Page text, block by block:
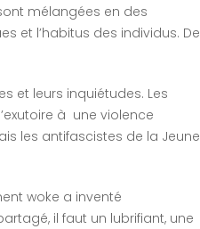
mélangées en des
et l’habitus des individus. De
et leurs inquiétudes. Les
à une violence
les antifascistes de la Jeune
woke a inventé
il faut un lubrifiant, une